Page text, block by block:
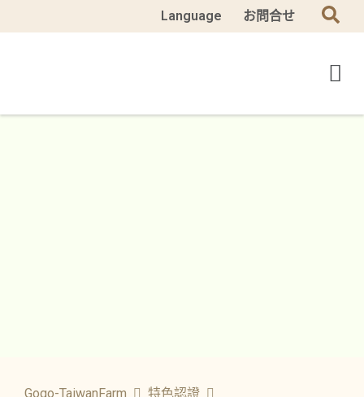
Language お問合せ
Gogo-TaiwanFarm
特色認證